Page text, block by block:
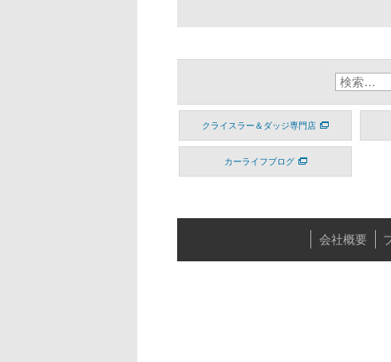
クライスラー＆ダッジ専門店
カーライフブログ
会社概要